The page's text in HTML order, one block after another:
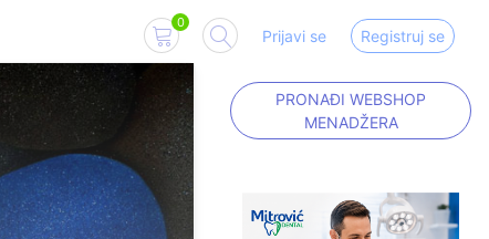
0
Prijavi se Registruj se
PRONAĐI WEBSHOP
MENADŽERA